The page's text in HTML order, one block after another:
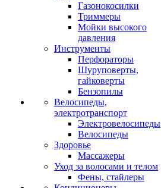
Газонокосилки
Триммеры
Мойки высокого
давления
Инструменты
Перфораторы
Шуруповерты,
гайковерты
Бензопилы
Велосипеды,
электротранспорт
Электровелосипеды
Велосипеды
Здоровье
Массажеры
Уход за волосами и телом
Фены, стайлеры